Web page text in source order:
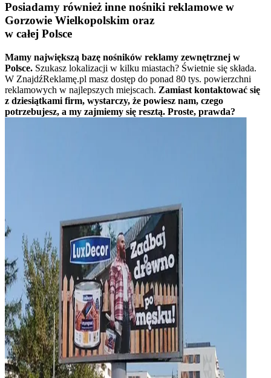
Posiadamy również inne nośniki reklamowe w
Gorzowie Wielkopolskim oraz
w całej Polsce
Mamy największą bazę nośników reklamy zewnętrznej w
Polsce. Szukasz lokalizacji w kilku miastach? Świetnie się składa.
W ZnajdźReklamę.pl masz dostęp do ponad 80 tys. powierzchni
reklamowych w najlepszych miejscach. Zamiast kontaktować się
z dziesiątkami firm, wystarczy, że powiesz nam, czego
potrzebujesz, a my zajmiemy się resztą. Proste, prawda?